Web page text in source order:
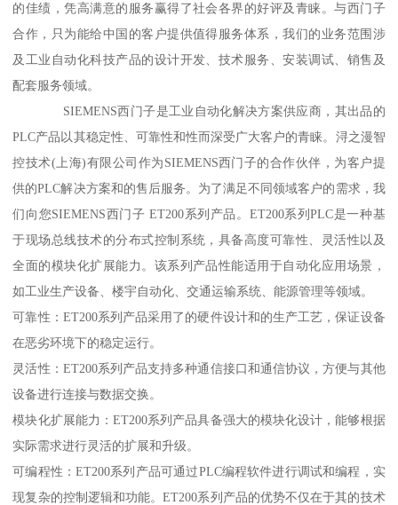
的佳绩，凭高满意的服务赢得了社会各界的好评及青睐。与西门子
合作，只为能给中国的客户提供值得服务体系，我们的业务范围涉
及工业自动化科技产品的设计开发、技术服务、安装调试、销售及
配套服务领域。
SIEMENS西门子是工业自动化解决方案供应商，其出品的
PLC产品以其稳定性、可靠性和性而深受广大客户的青睐。浔之漫智
控技术(上海)有限公司作为SIEMENS西门子的合作伙伴，为客户提
供的PLC解决方案和的售后服务。为了满足不同领域客户的需求，我
们向您SIEMENS西门子 ET200系列产品。ET200系列PLC是一种基
于现场总线技术的分布式控制系统，具备高度可靠性、灵活性以及
全面的模块化扩展能力。该系列产品性能适用于自动化应用场景，
如工业生产设备、楼宇自动化、交通运输系统、能源管理等领域。
可靠性：ET200系列产品采用了的硬件设计和的生产工艺，保证设备
在恶劣环境下的稳定运行。
灵活性：ET200系列产品支持多种通信接口和通信协议，方便与其他
设备进行连接与数据交换。
模块化扩展能力：ET200系列产品具备强大的模块化设计，能够根据
实际需求进行灵活的扩展和升级。
可编程性：ET200系列产品可通过PLC编程软件进行调试和编程，实
现复杂的控制逻辑和功能。ET200系列产品的优势不仅在于其的技术